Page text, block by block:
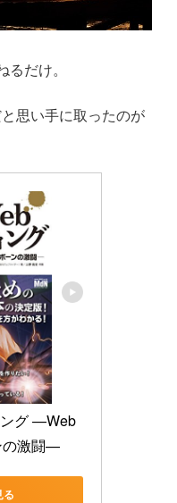
だけ。
思い手に取ったのが
グ —Web
の激闘—